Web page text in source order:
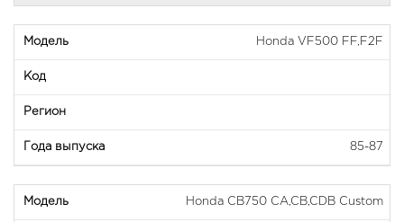
Honda VF500 FF,F2F
85-87
Honda CB750 CA,CB,CDB Custom